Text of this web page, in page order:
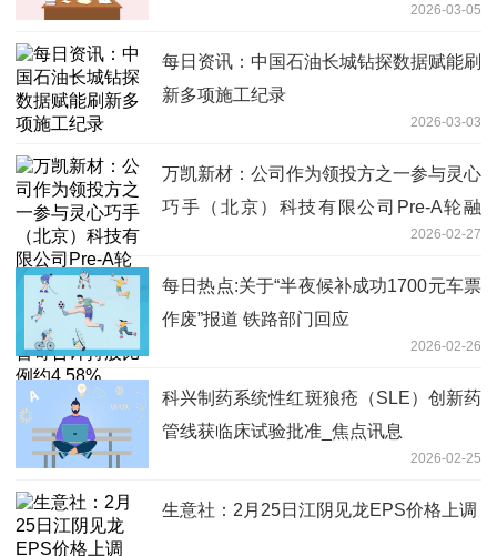
2026-03-05
每日资讯：中国石油长城钻探数据赋能刷
新多项施工纪录
2026-03-03
万凯新材：公司作为领投方之一参与灵心
巧手（北京）科技有限公司Pre-A轮融
资，其经过多轮融资后，目前公司及子公
司凯普奇合计持股比例约4.58%
2026-02-27
每日热点:关于“半夜候补成功1700元车票
作废”报道 铁路部门回应
2026-02-26
科兴制药系统性红斑狼疮（SLE）创新药
管线获临床试验批准_焦点讯息
2026-02-25
生意社：2月25日江阴见龙EPS价格上调